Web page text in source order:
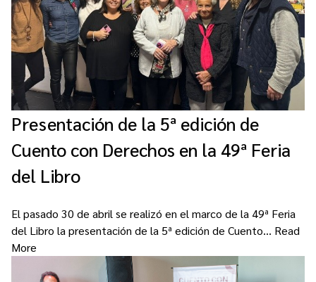
Concursos
Acceso a la información Pública
Pedido de Acceso a la Información online
Tenés Derechos
Plan de Gobierno Abierto en la Justicia
Recursos y Acceso a la Justicia
Repositorio de Datos Abiertos
Transparencia
Presentación de la 5ª edición de
Cuento con Derechos en la 49ª Feria
del Libro
El pasado 30 de abril se realizó en el marco de la 49ª Feria
del Libro la presentación de la 5ª edición de Cuento… Read
More